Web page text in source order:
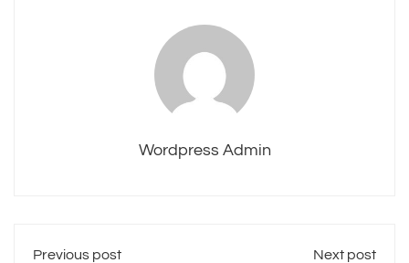
Wordpress Admin
Previous post Next post